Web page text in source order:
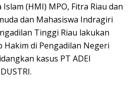
(HMI) MPO, Fitra Riau dan
dan Mahasiswa Indragiri
Tinggi Riau lakukan
Hakim di Pengadilan Negeri
kasus PT ADEI